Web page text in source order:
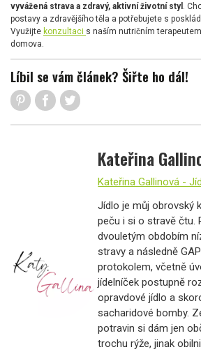
vyvážená strava a zdravý, aktivní životní styl .
postavy a zdravějšího těla a potřebujete s
Využijte konzultaci s naším nutričním
domova.
Líbil se vám článek? Šiřte ho dál!
Kateřina
Kateřina Gallinová -
Jídlo je můj obrovský
peču i si o stravě čtu.
dvouletým obdobím
stravy a následně
protokolem, včetně
jídelníček postupně
opravdové jídlo a
sacharidové bomby.
potravin si dám jen
trochu rýže, jinak